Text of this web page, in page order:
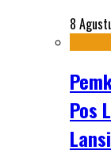
8
Pos